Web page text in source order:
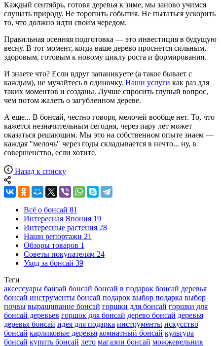
Каждый сентябрь, готовя деревья к зиме, мы заново учимся
слушать природу. Не торопить события. Не пытаться ускорить
то, что должно идти своим чередом.
Правильная осенняя подготовка — это инвестиция в будущую
весну. В тот момент, когда ваше дерево проснется сильным,
здоровым, готовым к новому циклу роста и формирования.
И знаете что? Если вдруг запаникуете (а такое бывает с
каждым), не мучайтесь в одиночку. Наши услуги как раз для
таких моментов и созданы. Лучше спросить глупый вопрос,
чем потом жалеть о загубленном дереве.
А еще... В бонсай, честно говоря, мелочей вообще нет. То, что
кажется незначительным сегодня, через пару лет может
оказаться решающим. Мы это на собственном опыте знаем —
каждая "мелочь" через годы складывается в нечто... ну, в
совершенство, если хотите.
Назад к списку
Всё о бонсай 81
Интересная Япония 19
Интересные растения 28
Наши репортажи 21
Обзоры товаров 1
Советы покупателям 24
Уход за бонсай 39
Теги
аксессуары банзай бонсай бонсай в подарок бонсай деревья
бонсай инструменты бонсай подарок выбор подарка выбор
почвы выращивание бонсай горшки для бонсай горшки для
бонсай деревьев горшок для бонсай дерево бонсай деревья
деревья бонсай идея для подарка инструменты искусство
бонсай карликовые деревья комнатный бонсай культура
бонсай купить бонсай лето магазин бонсай можжевельник